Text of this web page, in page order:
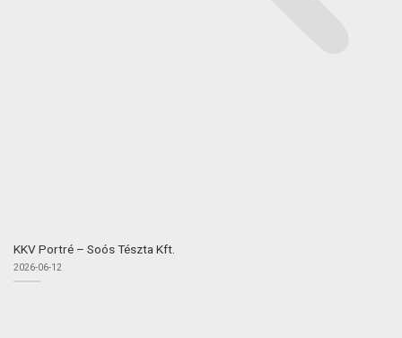
KKV Portré – Soós Tészta Kft.
2026-06-12